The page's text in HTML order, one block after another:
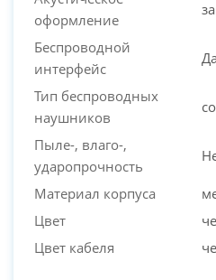
PC-Arena на карте
оформление
Беспроводной
интерфейс
Тип беспроводных
наушников
Пыле-, влаго-,
ударопрочность
Материал корпуса
Цвет
Цвет кабеля